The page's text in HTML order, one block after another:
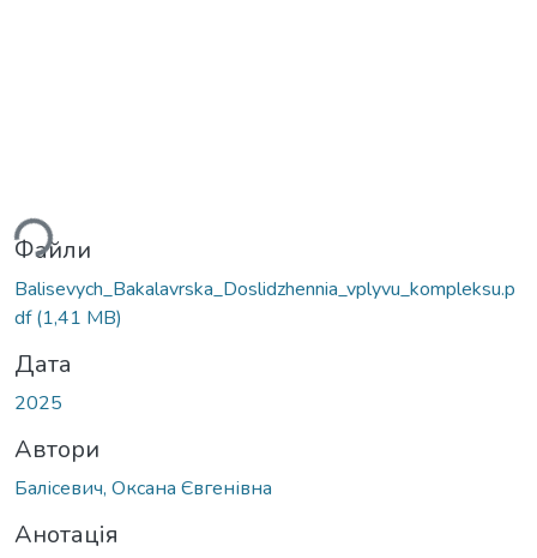
Файли
Balisevych_Bakalavrska_Doslidzhennia_vplyvu_kompleksu.p
df(1,41 MB)
Дата
2025
Автори
Балісевич, Оксана Євгенівна
Анотація